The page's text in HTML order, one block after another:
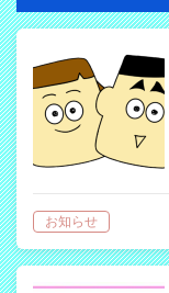
お知らせ